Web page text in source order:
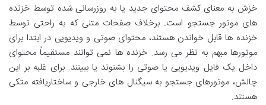
خزش به معنای کشف محتوای جدید یا به روزرسانی شده توسط خزنده
های موتور جستجو است. برخلاف صفحات متنی که به راحتی توسط
خزنده ها قابل خواندن هستند، محتوای صوتی و ویدیویی در ابتدا برای
موتورها مبهم به نظر می رسد. خزنده ها نمی توانند مستقیماً محتوای
داخل یک فایل ویدیویی یا صوتی را بشنوند یا ببینند. برای غلبه بر این
چالش، موتورهای جستجو به سیگنال های خارجی و ساختاریافته متکی
هستند.